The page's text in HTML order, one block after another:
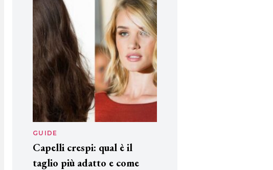
GUIDE
Capelli crespi: qual è il
taglio più adatto e come